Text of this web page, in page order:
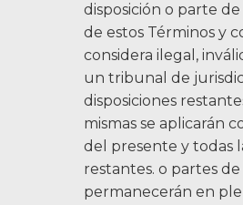
disposición o parte
de estos Términos y
considera ilegal,
un tribunal de
disposiciones
mismas se aplicarán
del presente y todas
restantes. o partes de
permanecerán en